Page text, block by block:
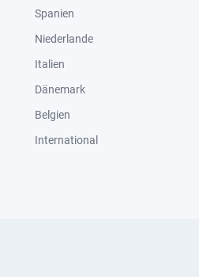
Spanien
Niederlande
Italien
Dänemark
Belgien
International